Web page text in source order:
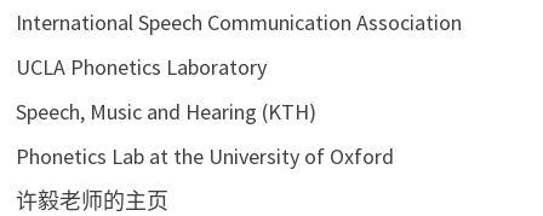
International Speech Communication Association
UCLA Phonetics Laboratory
Speech, Music and Hearing (KTH)
Phonetics Lab at the University of Oxford
许毅老师的主页